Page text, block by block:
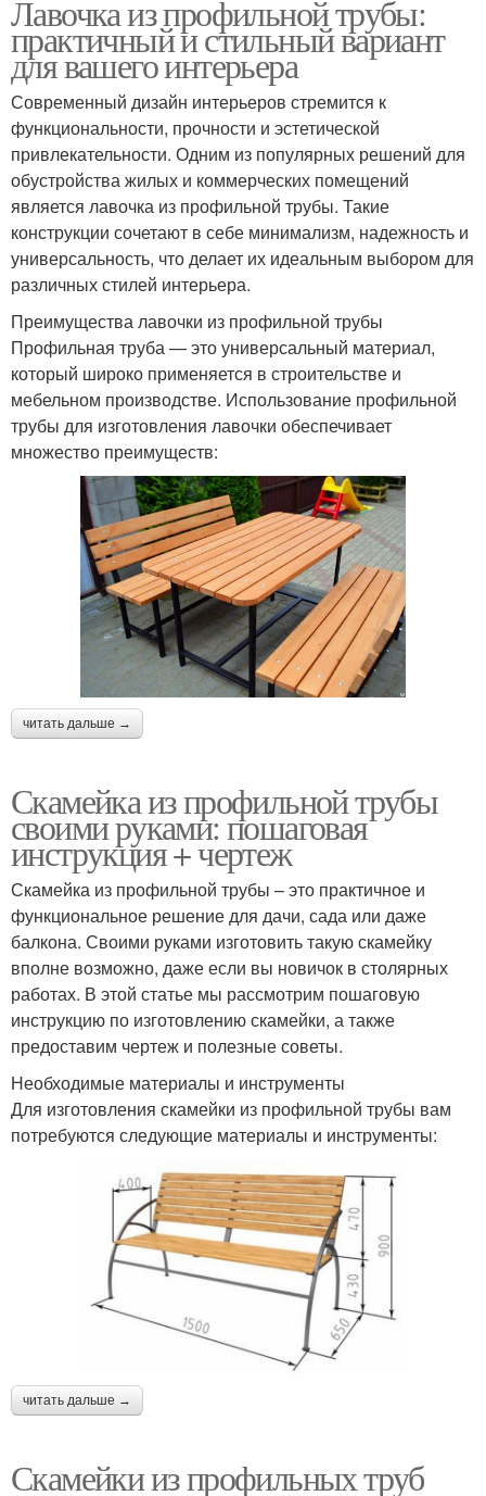
Лавочка из профильной трубы:
практичный и стильный вариант
для вашего интерьера
Современный дизайн интерьеров стремится к
функциональности, прочности и эстетической
привлекательности. Одним из популярных решений для
обустройства жилых и коммерческих помещений
является лавочка из профильной трубы. Такие
конструкции сочетают в себе минимализм, надежность и
универсальность, что делает их идеальным выбором для
различных стилей интерьера.
Преимущества лавочки из профильной трубы
Профильная труба — это универсальный материал,
который широко применяется в строительстве и
мебельном производстве. Использование профильной
трубы для изготовления лавочки обеспечивает
множество преимуществ:
читать дальше →
Скамейка из профильной трубы
своими руками: пошаговая
инструкция + чертеж
Скамейка из профильной трубы – это практичное и
функциональное решение для дачи, сада или даже
балкона. Своими руками изготовить такую скамейку
вполне возможно, даже если вы новичок в столярных
работах. В этой статье мы рассмотрим пошаговую
инструкцию по изготовлению скамейки, а также
предоставим чертеж и полезные советы.
Необходимые материалы и инструменты
Для изготовления скамейки из профильной трубы вам
потребуются следующие материалы и инструменты:
читать дальше →
Скамейки из профильных труб